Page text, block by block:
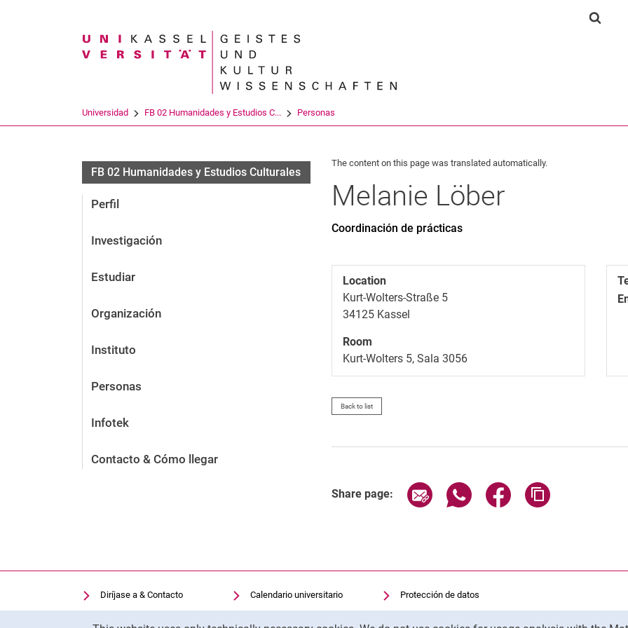
Jump directly to: content
Jump directly to: search
Jump directly to: main
Search term
Universidad FB 02 Humanidades y Estudios C... Personas
FB 02 Humanidades y Estudios Culturales
Perfil
Investigación
Estudiar
Organización
Instituto
Personas
Infotek
Contacto & Cómo llegar
The content on this page was translated automatically.
Melanie Löber
Coordinación de prácticas
Location
Kurt-Wolters-Straße 5
34125 Kassel
Room
Kurt-Wolters 5, Sala 3056
Back to list
Share page: Share page via email
Share page via WhatsApp
Share page via
Diríjase a & Contacto
Facilidades de búsqueda
Calendario universitario
Biblioteca universitaria
Protección de datos
Accesibilidad